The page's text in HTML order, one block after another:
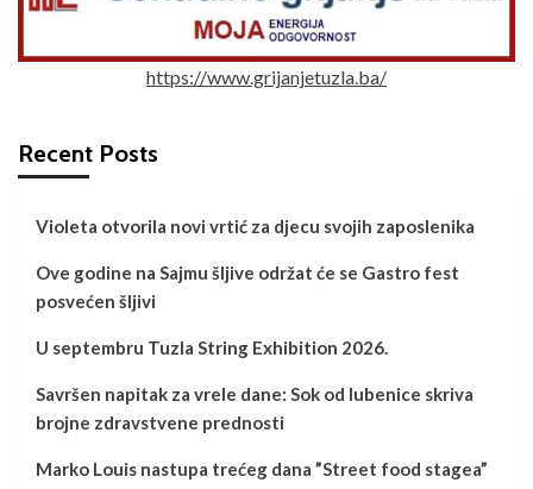
https://www.grijanjetuzla.ba/
Recent Posts
Violeta otvorila novi vrtić za djecu svojih zaposlenika
Ove godine na Sajmu šljive održat će se Gastro fest
posvećen šljivi
U septembru Tuzla String Exhibition 2026.
Savršen napitak za vrele dane: Sok od lubenice skriva
brojne zdravstvene prednosti
Marko Louis nastupa trećeg dana ”Street food stagea”